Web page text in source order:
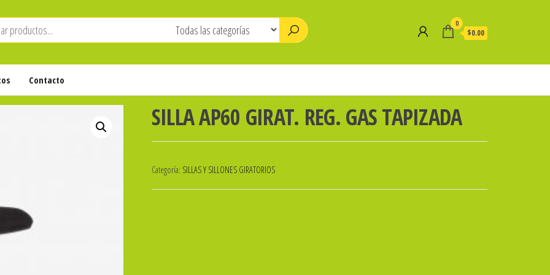
0
$0.00
Contacto
SILLA AP60 GIRAT. REG. GAS TAPIZADA
Categoría: SILLAS Y SILLONES GIRATORIOS